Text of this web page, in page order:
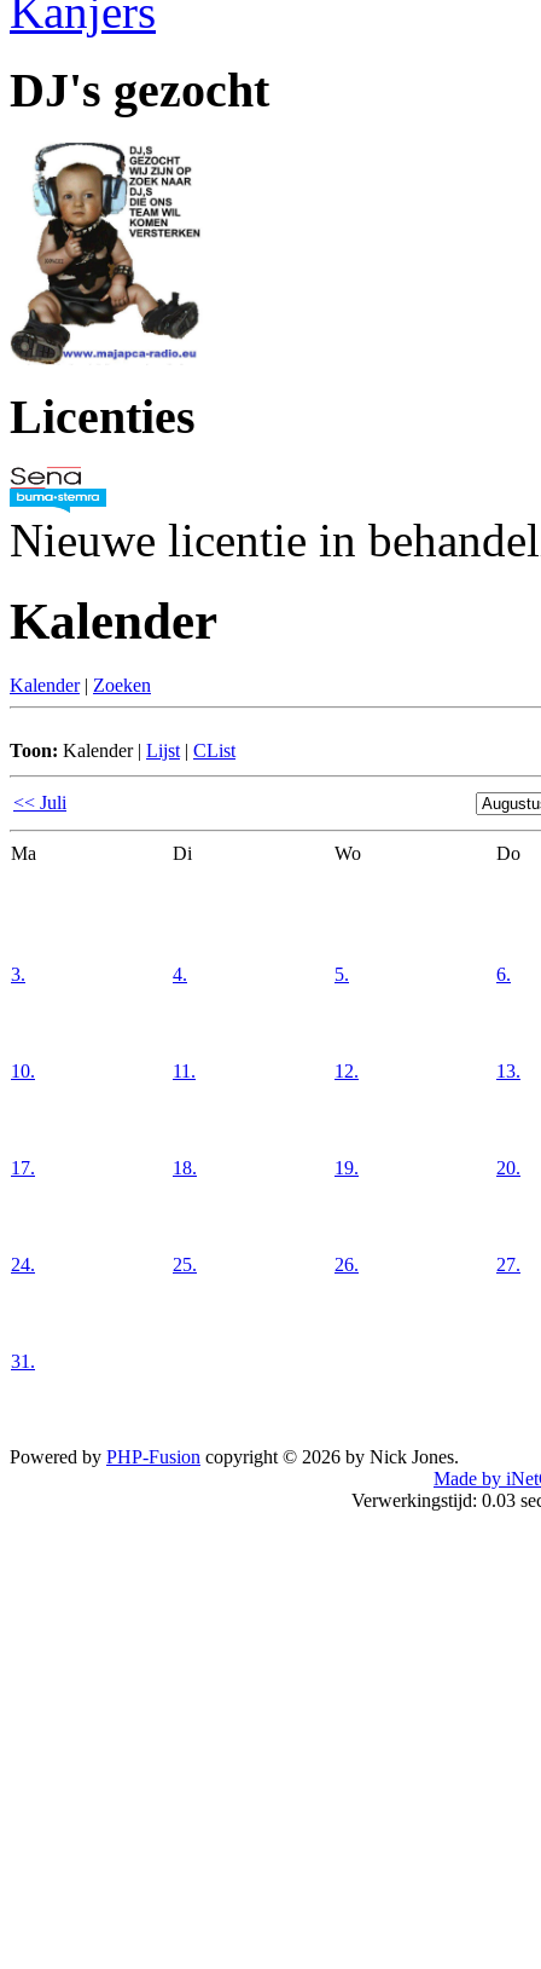
DJ's gezocht
Licenties
Nieuwe licentie in
Kalender
Kalender | Zoeken
Toon: Kalender| Lijst | CList
<< Juli
Ma Di Wo Do
3. 4. 5. 6.
10. 11. 12. 13.
17. 18. 19. 20.
24. 25. 26. 27.
31.
Powered by PHP-Fusion copyright © 2026 by Nick Jones.
Made by
Verwerkingstijd: 0.03